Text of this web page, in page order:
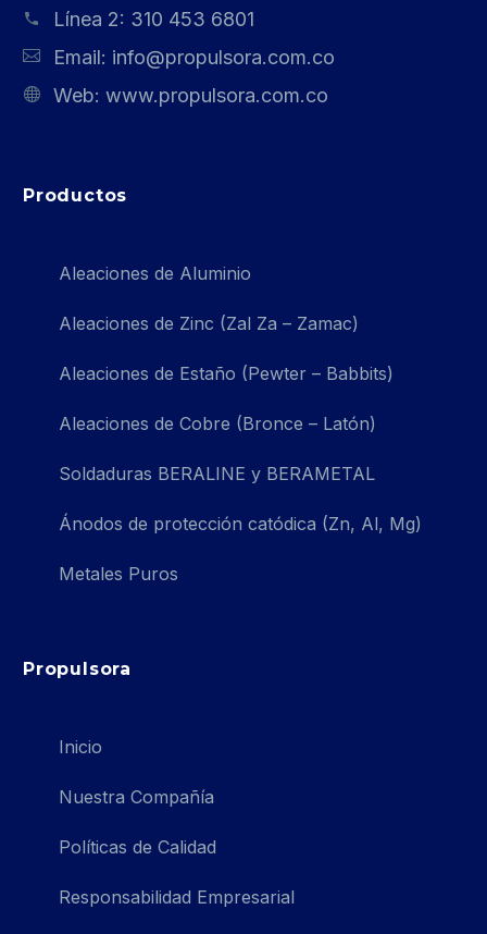
Línea 2: 310 453 6801
Email: info@propulsora.com.co
Web: www.propulsora.com.co
Productos
Aleaciones de Aluminio
Aleaciones de Zinc (Zal Za – Zamac)
Aleaciones de Estaño (Pewter – Babbits)
Aleaciones de Cobre (Bronce – Latón)
Soldaduras BERALINE y BERAMETAL
Ánodos de protección catódica (Zn, Al, Mg)
Metales Puros
Propulsora
Inicio
Nuestra Compañía
Políticas de Calidad
Responsabilidad Empresarial